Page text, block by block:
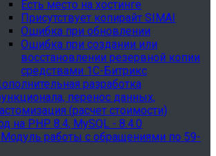
Есть место на хостинге
Присутствует копирайт SIMAI
Ошибка при обновлении
Ошибка при создании или
восстановлении резервной копии
средствами 1С-Битрикс
разработка
перенос данных,
(расчет стоимости)
на PHP 8.4, MySQL - 8.4.0
работы с обращениями по 59-